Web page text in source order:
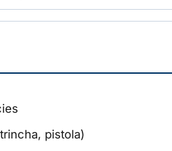
pistola)